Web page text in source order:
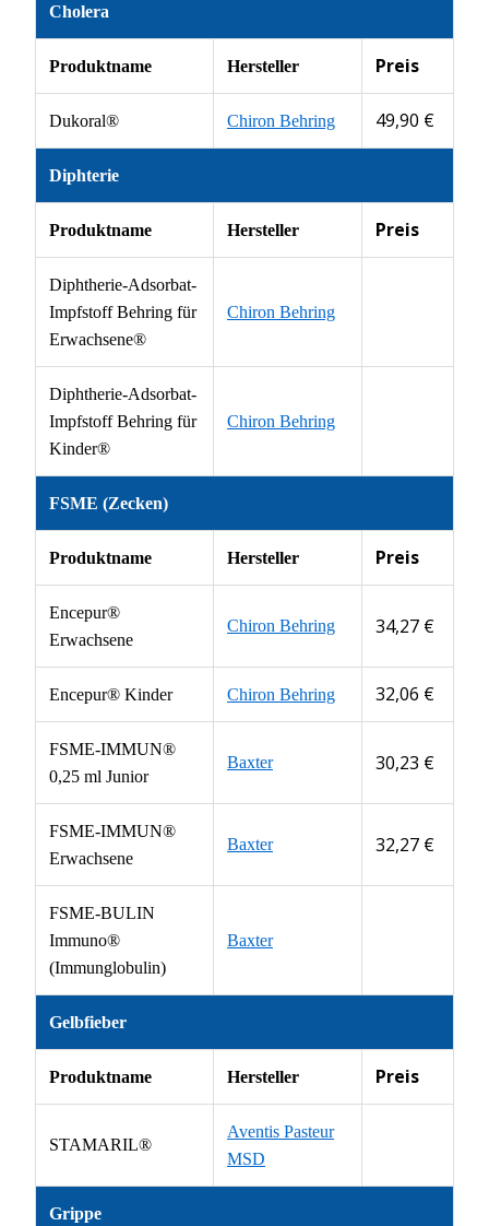
Cholera
Produktname Hersteller Preis
Dukoral® Chiron Behring 49,90 €
Diphterie
Produktname Hersteller Preis
Diphtherie-Adsorbat-
Impfstoff Behring für
Erwachsene®
Chiron Behring
Diphtherie-Adsorbat-
Impfstoff Behring für
Kinder®
Chiron Behring
FSME (Zecken)
Produktname Hersteller Preis
Encepur®
Erwachsene
Chiron Behring 34,27 €
Encepur® Kinder Chiron Behring 32,06 €
FSME-IMMUN®
0,25 ml Junior
Baxter 30,23 €
FSME-IMMUN®
Erwachsene
Baxter 32,27 €
FSME-BULIN
Immuno®
(Immunglobulin)
Baxter
Gelbfieber
Produktname Hersteller Preis
STAMARIL®
Aventis Pasteur
MSD
Grippe